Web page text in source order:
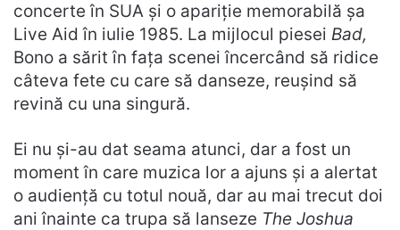
concerte în SUA și o apariție memorabilă șa
Live Aid în iulie 1985. La mijlocul piesei Bad,
Bono a sărit în fața scenei încercând să ridice
câteva fete cu care să danseze, reușind să
revină cu una singură.
Ei nu și-au dat seama atunci, dar a fost un
moment în care muzica lor a ajuns și a alertat
o audiență cu totul nouă, dar au mai trecut doi
ani înainte ca trupa să lanseze The Joshua